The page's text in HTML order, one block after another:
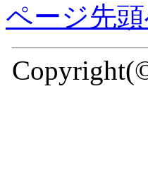
ページ先